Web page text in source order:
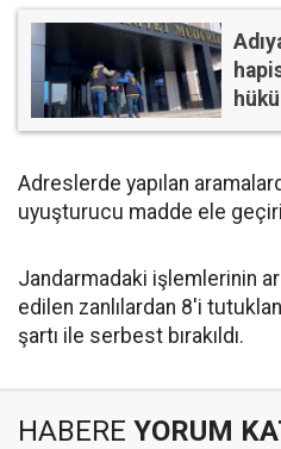
Adreslerde yapılan
uyuşturucu madde ele
Jandarmadaki işlemlerinin
edilen zanlılardan 8'i
şartı ile serbest bırakıldı.
HABERE YORUM